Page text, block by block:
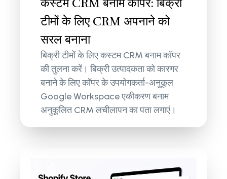
टीमों के लिए CRM अपनाने को
सरल बनाना
बिक्री टीमों के लिए कस्टम CRM बनाम कॉपर
की तुलना करें। बिक्री उत्पादकता को कारगर
बनाने के लिए कॉपर के उपयोगकर्ता-अनुकूल
Google Workspace एकीकरण बनाम
अनुकूलित CRM लचीलापन का पता लगाएं।